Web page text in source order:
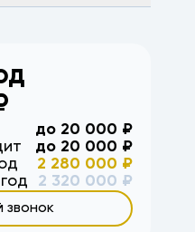
до 20 000 ₽
до 20 000 ₽
2 280 000 ₽
2 320 000 ₽
звонок